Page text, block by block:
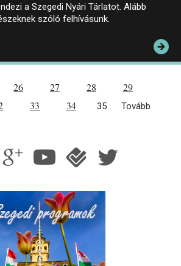
a Szegedi Nyári Tárlatot. Alább
szóló felhívásunk.
26 27 28
29
33 34 35
Tovább